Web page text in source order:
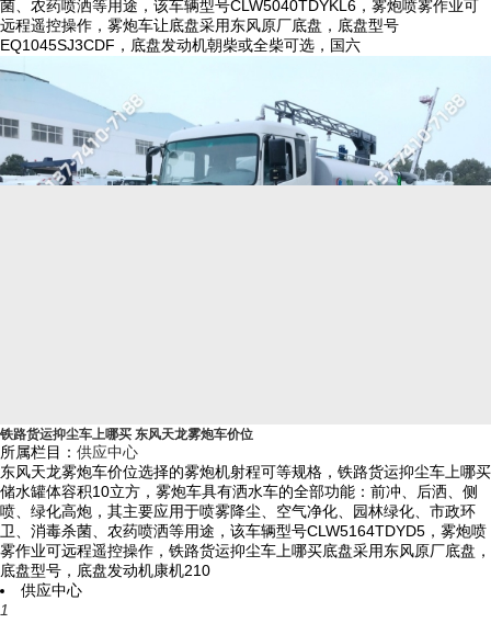
菌、农药喷洒等用途，该车辆型号CLW5040TDYKL6，雾炮喷雾作业可
远程遥控操作，雾炮车让底盘采用东风原厂底盘，底盘型号
EQ1045SJ3CDF，底盘发动机朝柴或全柴可选，国六
铁路货运抑尘车上哪买 东风天龙雾炮车价位
所属栏目： 供应中心
东风天龙雾炮车价位选择的雾炮机射程可等规格，铁路货运抑尘车上哪买
储水罐体容积10立方，雾炮车具有洒水车的全部功能：前冲、后洒、侧
喷、绿化高炮，其主要应用于喷雾降尘、空气净化、园林绿化、市政环
卫、消毒杀菌、农药喷洒等用途，该车辆型号CLW5164TDYD5，雾炮喷
雾作业可远程遥控操作，铁路货运抑尘车上哪买底盘采用东风原厂底盘，
底盘型号，底盘发动机康机210
供应中心
1